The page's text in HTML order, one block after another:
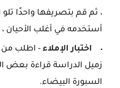
، ثم قم بتصريفها واحدًا تلو
أستخدمه في أغلب الأحيان ،
اختبار الإملاء - اطلب من
زميل الدراسة قراءة بعض
السبورة البيضاء.